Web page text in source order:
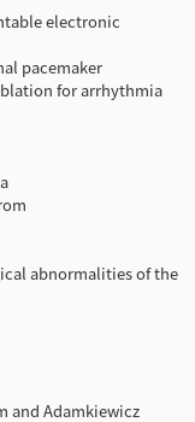
electronic
pacemaker
for arrhythmia
abnormalities of the
and Adamkiewicz